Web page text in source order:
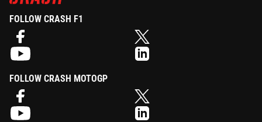
FOLLOW CRASH F1
FOLLOW CRASH MOTOGP